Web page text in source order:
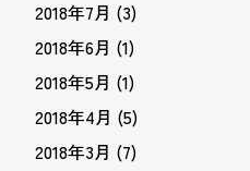
2018年7月 (3)
2018年6月 (1)
2018年5月 (1)
2018年4月 (5)
2018年3月 (7)